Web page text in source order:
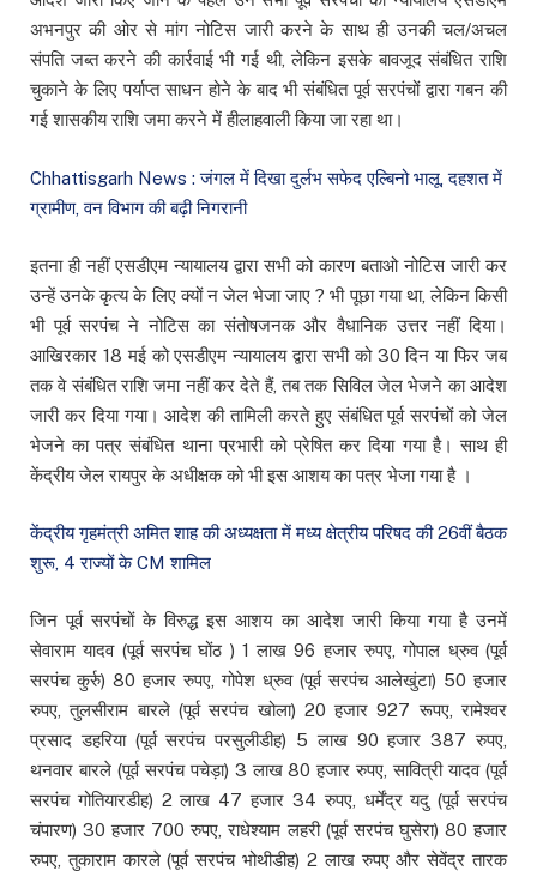
अभनपुर की ओर से मांग नोटिस जारी करने के साथ ही उनकी चल/अचल
संपति जब्त करने की कार्रवाई भी गई थी, लेकिन इसके बावजूद संबंधित राशि
चुकाने के लिए पर्याप्त साधन होने के बाद भी संबंधित पूर्व सरपंचों द्वारा गबन की
गई शासकीय राशि जमा करने में हीलाहवाली किया जा रहा था।
Chhattisgarh News : जंगल में दिखा दुर्लभ सफेद एल्बिनो भालू, दहशत में
ग्रामीण, वन विभाग की बढ़ी निगरानी
इतना ही नहीं एसडीएम न्यायालय द्वारा सभी को कारण बताओ नोटिस जारी कर
उन्हें उनके कृत्य के लिए क्यों न जेल भेजा जाए ? भी पूछा गया था, लेकिन किसी
भी पूर्व सरपंच ने नोटिस का संतोषजनक और वैधानिक उत्तर नहीं दिया।
आखिरकार 18 मई को एसडीएम न्यायालय द्वारा सभी को 30 दिन या फिर जब
तक वे संबंधित राशि जमा नहीं कर देते हैं, तब तक सिविल जेल भेजने का आदेश
जारी कर दिया गया। आदेश की तामिली करते हुए संबंधित पूर्व सरपंचों को जेल
भेजने का पत्र संबंधित थाना प्रभारी को प्रेषित कर दिया गया है। साथ ही
केंद्रीय जेल रायपुर के अधीक्षक को भी इस आशय का पत्र भेजा गया है ।
केंद्रीय गृहमंत्री अमित शाह की अध्यक्षता में मध्य क्षेत्रीय परिषद की 26वीं बैठक
शुरू, 4 राज्यों के CM शामिल
जिन पूर्व सरपंचों के विरुद्ध इस आशय का आदेश जारी किया गया है उनमें
सेवाराम यादव (पूर्व सरपंच घोंठ ) 1 लाख 96 हजार रुपए, गोपाल ध्रुव (पूर्व
सरपंच कुर्रु) 80 हजार रुपए, गोपेश ध्रुव (पूर्व सरपंच आलेखुंटा) 50 हजार
रुपए, तुलसीराम बारले (पूर्व सरपंच खोला) 20 हजार 927 रूपए, रामेश्वर
प्रसाद डहरिया (पूर्व सरपंच परसुलीडीह) 5 लाख 90 हजार 387 रुपए,
थनवार बारले (पूर्व सरपंच पचेड़ा) 3 लाख 80 हजार रुपए, सावित्री यादव (पूर्व
सरपंच गोतियारडीह) 2 लाख 47 हजार 34 रुपए, धर्मेंद्र यदु (पूर्व सरपंच
चंपारण) 30 हजार 700 रुपए, राधेश्याम लहरी (पूर्व सरपंच घुसेरा) 80 हजार
रुपए, तुकाराम कारले (पूर्व सरपंच भोथीडीह) 2 लाख रुपए और सेवेंद्र तारक